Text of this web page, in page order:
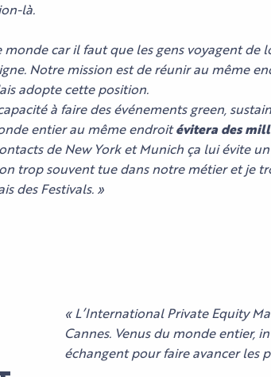
NOS ESPACES
ORGANISER
là.
car il faut que les gens voyagent de
Notre mission est de réunir au même
adopte cette position.
à faire des événements green,
entier au même endroitévitera des
de New York et Munich ça lui évite
trop souvent tue dans notre métier et je
des Festivals. »
« L’International Private Equity
Cannes. Venus du monde entier,
échangent pour faire avancer les